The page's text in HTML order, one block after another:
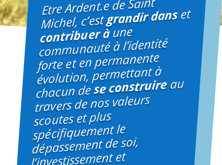
Etre Ardent.e de Saint
Michel, c’estgrandir danset
contribuer àune
communauté à l’identité
forte et en permanente
évolution, permettant à
chacun dese construireau
travers de nos valeurs
scoutes et plus
spécifiquement le
dépassement de soi,
l’investissement et